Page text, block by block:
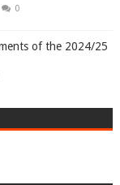
0
of the 2024/25